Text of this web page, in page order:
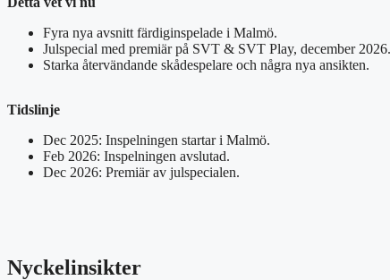
Fyra nya avsnitt färdiginspelade i Malmö.
Julspecial med premiär på SVT & SVT Play, december 2026.
Starka återvändande skådespelare och några nya ansikten.
Tidslinje
Dec 2025: Inspelningen startar i Malmö.
Feb 2026: Inspelningen avslutad.
Dec 2026: Premiär av julspecialen.
Nyckelinsikter